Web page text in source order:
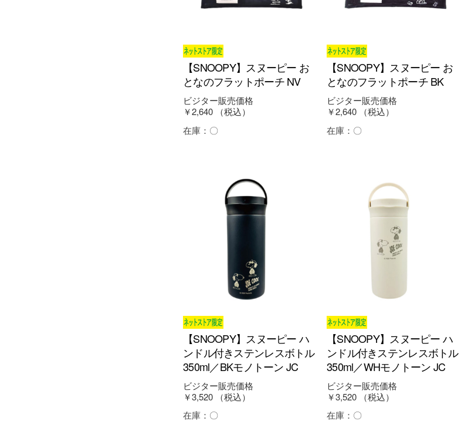
【SNOOPY】スヌーピー お
となのフラットポーチ NV
ビジター販売価格
￥2,640
（税込）
在庫： 〇
【SNOOPY】スヌーピー お
となのフラットポーチ BK
ビジター販売価格
￥2,640
（税込）
在庫： 〇
【SNOOPY】スヌーピー ハ
ンドル付きステンレスボトル
350ml／BKモノトーン JC
ビジター販売価格
￥3,520
（税込）
在庫： 〇
【SNOOPY】スヌーピー ハ
ンドル付きステンレスボトル
350ml／WHモノトーン JC
ビジター販売価格
￥3,520
（税込）
在庫： 〇